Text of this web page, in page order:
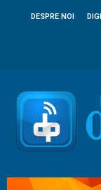
DESPRE NOI